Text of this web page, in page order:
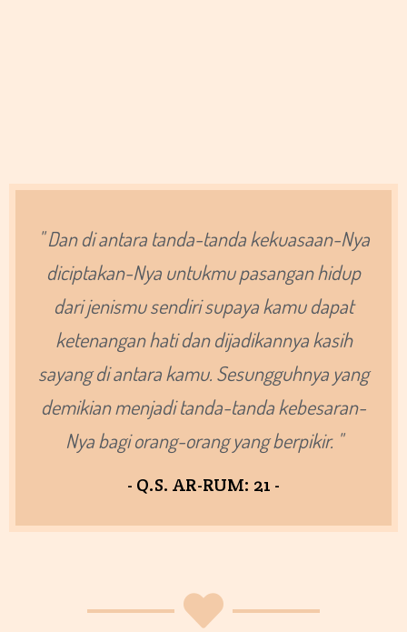
" Dan di antara tanda-tanda kekuasaan-Nya
diciptakan-Nya untukmu pasangan hidup
dari jenismu sendiri supaya kamu dapat
ketenangan hati dan dijadikannya kasih
sayang di antara kamu. Sesungguhnya yang
demikian menjadi tanda-tanda kebesaran-
Nya bagi orang-orang yang berpikir. "
- Q.S. AR-RUM: 21 -